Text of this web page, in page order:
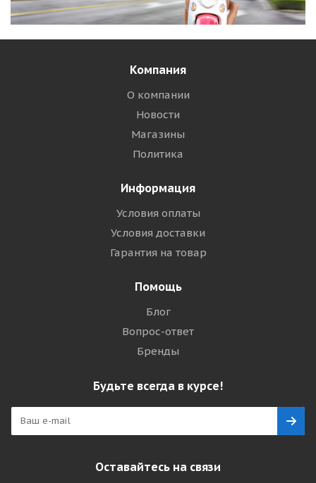
Компания
О компании
Новости
Магазины
Политика
Информация
Условия оплаты
Условия доставки
Гарантия на товар
Помощь
Блог
Вопрос-ответ
Бренды
Будьте всегда в курсе!
Оставайтесь на связи